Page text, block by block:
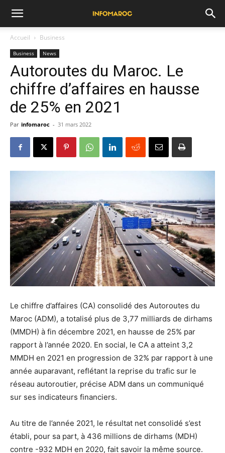
Accueil Business
Business News
Autoroutes du Maroc. Le
chiffre d’affaires en hausse
de 25% en 2021
Par infomaroc - 31 mars 2022
Le chiffre d’affaires (CA) consolidé des Autoroutes du
Maroc (ADM), a totalisé plus de 3,77 milliards de dirhams
(MMDH) à fin décembre 2021, en hausse de 25% par
rapport à l’année 2020. En social, le CA a atteint 3,2
MMDH en 2021 en progression de 32% par rapport à une
année auparavant, reflétant la reprise du trafic sur le
réseau autoroutier, précise ADM dans un communiqué
sur ses indicateurs financiers.
Au titre de l’année 2021, le résultat net consolidé s’est
établi, pour sa part, à 436 millions de dirhams (MDH)
contre -932 MDH en 2020, fait savoir la même source.